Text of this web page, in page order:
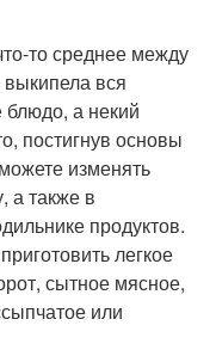
то среднее между
выкипела вся
а некий
постигнув основы
изменять
а также в
продуктов.
легкое
сытное мясное,
или